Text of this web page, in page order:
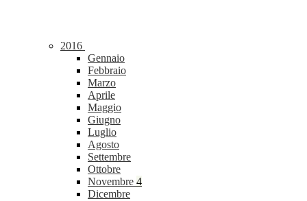
2016
Gennaio
Febbraio
Marzo
Aprile
Maggio
Giugno
Luglio
Agosto
Settembre
Ottobre
Novembre 4
Dicembre